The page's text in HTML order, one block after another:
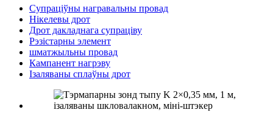
Супраціўны награвальны провад
Нікелевы дрот
Дрот дакладнага супраціву
Рэзістарны элемент
шматжыльны провад
Кампанент нагрэву
Ізаляваны сплаўны дрот